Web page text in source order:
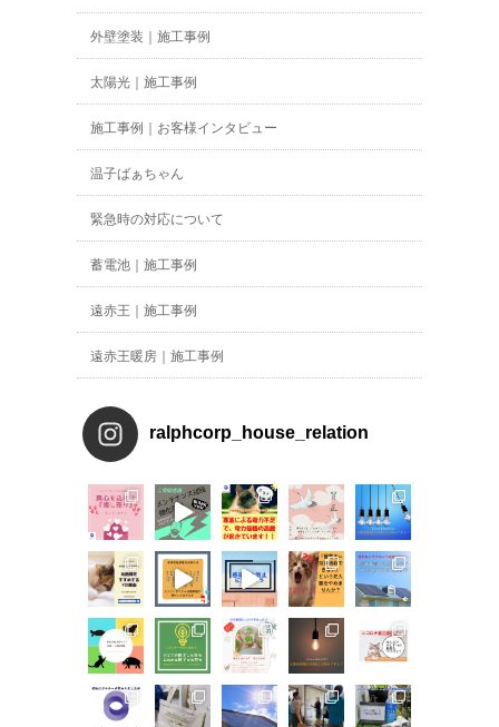
外壁塗装｜施工事例
太陽光｜施工事例
施工事例｜お客様インタビュー
温子ばぁちゃん
緊急時の対応について
蓄電池｜施工事例
遠赤王｜施工事例
遠赤王暖房｜施工事例
ralphcorp_house_relation